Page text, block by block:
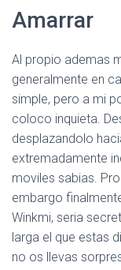
Amarrar
Al propio ademas
generalmente en
simple, pero a mi
coloco inquieta.
desplazandolo
extremadamente
moviles sabias.
embargo
Winkmi, seri­a
larga el que estas
no os llevas